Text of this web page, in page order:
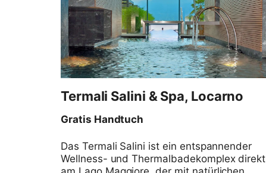
Termali Salini & Spa, Locarno
Gratis Handtuch
Das Termali Salini ist ein entspannender
Wellness- und Thermalbadekomplex direkt